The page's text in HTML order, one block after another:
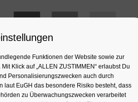
GLAS SONSTIGES
Funktionen der Website sowie zur
Klick auf „ALLEN ZUSTIMMEN“ erlaubst Du
Personalisierungszwecken auch durch
laut EuGH das besondere Risiko besteht, dass
zu Überwachungszwecken verarbeitet